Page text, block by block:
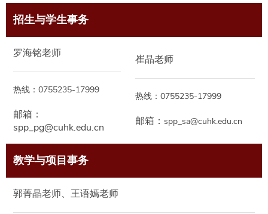
招生与学生事务
罗海铭老师
热线： 0755235-17999
邮箱：
spp_pg@cuhk.edu.cn
崔晶老师
热线： 0755235-17999
邮箱： spp_sa@cuhk.edu.cn
教学与项目事务
郭菁晶老师、王语嫣老师